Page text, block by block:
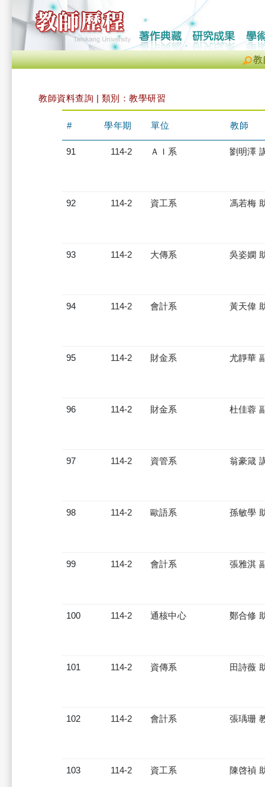
教
教師資料查詢 | 類別：教學研習
# 學年期 單位 教師
91 114-2 ＡＩ系 劉明澤
92 114-2 資工系 馮若梅
93 114-2 大傳系 吳姿嫻
94 114-2 會計系 黃天偉
95 114-2 財金系 尤靜華
96 114-2 財金系 杜佳蓉
97 114-2 資管系 翁豪箴
98 114-2 歐語系 孫敏學
99 114-2 會計系 張雅淇
100 114-2 通核中心 鄭合修
101 114-2 資傳系 田詩薇
102 114-2 會計系 張瑀珊
103 114-2 資工系 陳啓禎